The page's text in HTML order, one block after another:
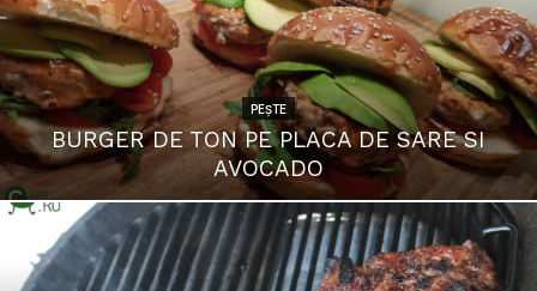
PEȘTE
BURGER DE TON PE PLACA DE SARE SI
AVOCADO